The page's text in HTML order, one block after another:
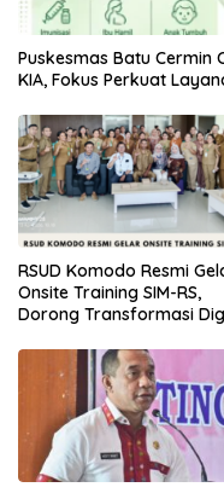
Puskesmas Batu Cermin
KIA, Fokus Perkuat
RSUD Komodo Resmi
Onsite Training SIM-RS,
Dorong Transformasi